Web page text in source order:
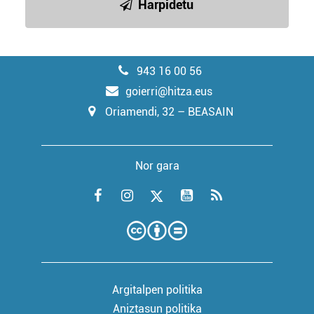
Harpidetu
943 16 00 56
goierri@hitza.eus
Oriamendi, 32 – BEASAIN
Nor gara
Argitalpen politika
Aniztasun politika